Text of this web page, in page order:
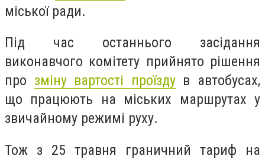
міської ради.
Під час останнього засідання
виконавчого комітету прийнято рішення
про зміну вартості проїздув автобусах,
що працюють на міських маршрутах у
звичайному режимі руху.
Тож з 25 травня граничний тариф на